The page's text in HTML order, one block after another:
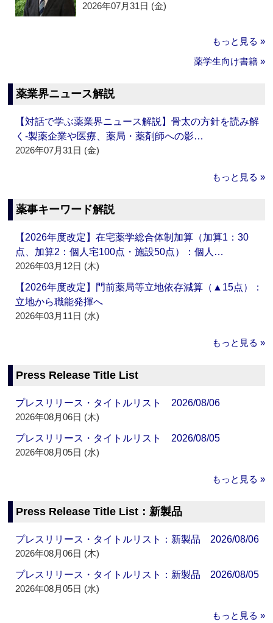
2026年07月31日 (金)
もっと見る »
薬学生向け書籍 »
薬業界ニュース解説
【対話で学ぶ薬業界ニュース解説】骨太の方針を読み解
く‐製薬企業や医療、薬局・薬剤師への影…
2026年07月31日 (金)
もっと見る »
薬事キーワード解説
【2026年度改定】在宅薬学総合体制加算（加算1：30
点、加算2：個人宅100点・施設50点）：個人…
2026年03月12日 (木)
【2026年度改定】門前薬局等立地依存減算（▲15点）：
立地から職能発揮へ
2026年03月11日 (水)
もっと見る »
Press Release Title List
プレスリリース・タイトルリスト 2026/08/06
2026年08月06日 (木)
プレスリリース・タイトルリスト 2026/08/05
2026年08月05日 (水)
もっと見る »
Press Release Title List：新製品
プレスリリース・タイトルリスト：新製品 2026/08/06
2026年08月06日 (木)
プレスリリース・タイトルリスト：新製品 2026/08/05
2026年08月05日 (水)
もっと見る »